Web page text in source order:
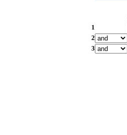
1
2
3